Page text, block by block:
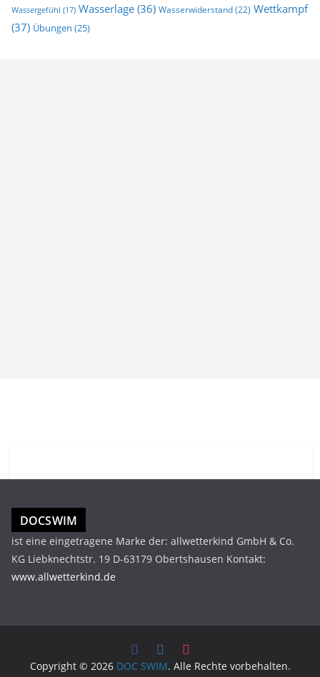
Wassergefühl (17) Wasserlage (36) Wasserwiderstand(22) Wettkampf
(37) Übungen (25)
DOCSWIM
ist eine eingetragene Marke der: allwetterkind GmbH & Co.
KG Liebknechtstr. 19 D-63179 Obertshausen Kontakt:
www.allwetterkind.de
Copyright © 2026 DOC SWIM. Alle Rechte vorbehalten.